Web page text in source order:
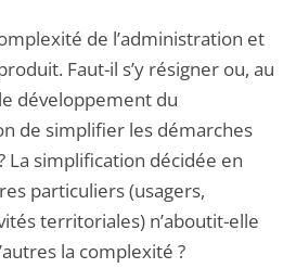
de l’administration et
Faut-il s’y résigner ou, au
développement du
de simplifier les démarches
La simplification décidée en
particuliers (usagers,
territoriales) n’aboutit-elle
la complexité ?